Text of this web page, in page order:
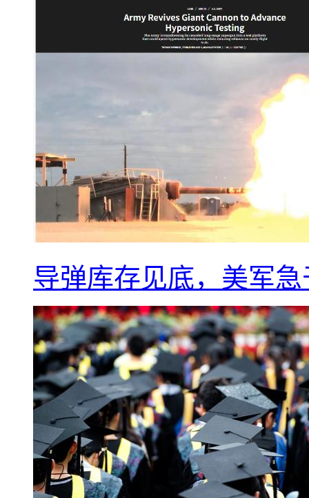
导弹库存见底，美军